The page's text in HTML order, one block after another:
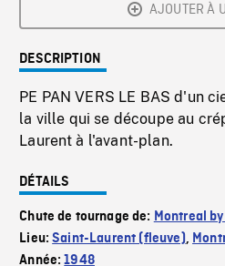
AJOUTER À
DESCRIPTION
PE PAN VERS LE BAS d'un
la ville qui se découpe au
Laurent à l'avant-plan.
DÉTAILS
Chute de tournage de: Montreal
Lieu:Saint-Laurent (fleuve),
Année:1948